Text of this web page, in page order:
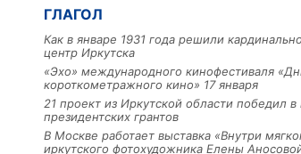
ГЛАГОЛ
Как в январе 1931 года решили
центр Иркутска
«Эхо» международного кинофестиваля
короткометражного кино» 17 января
21 проект из Иркутской области победил
президентских грантов
В Москве работает выставка «Внутри
иркутского фотохудожника Елены